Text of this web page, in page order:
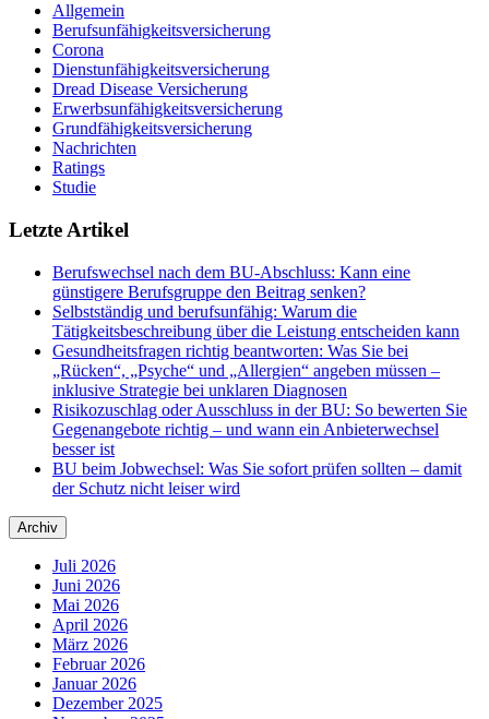
Allgemein
Berufsunfähigkeitsversicherung
Corona
Dienstunfähigkeitsversicherung
Dread Disease Versicherung
Erwerbsunfähigkeitsversicherung
Grundfähigkeitsversicherung
Nachrichten
Ratings
Studie
Letzte Artikel
Berufswechsel nach dem BU-Abschluss: Kann eine
günstigere Berufsgruppe den Beitrag senken?
Selbstständig und berufsunfähig: Warum die
Tätigkeitsbeschreibung über die Leistung entscheiden kann
Gesundheitsfragen richtig beantworten: Was Sie bei
„Rücken“, „Psyche“ und „Allergien“ angeben müssen –
inklusive Strategie bei unklaren Diagnosen
Risikozuschlag oder Ausschluss in der BU: So bewerten Sie
Gegenangebote richtig – und wann ein Anbieterwechsel
besser ist
BU beim Jobwechsel: Was Sie sofort prüfen sollten – damit
der Schutz nicht leiser wird
Archiv
Juli 2026
Juni 2026
Mai 2026
April 2026
März 2026
Februar 2026
Januar 2026
Dezember 2025